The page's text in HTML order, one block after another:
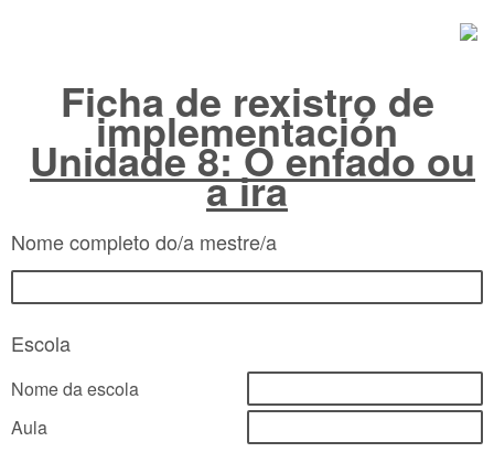
Ficha de rexistro de
implementación
Unidade 8: O enfado ou
a ira
Nome completo do/a mestre/a
Escola
Nome da escola
Aula